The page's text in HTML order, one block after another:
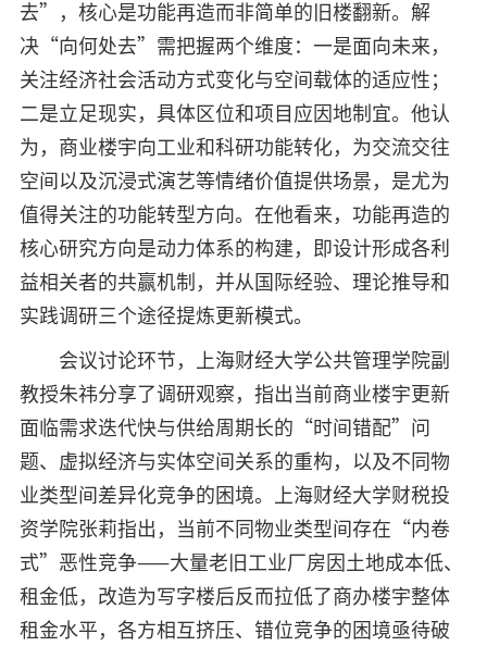
去”，核心是功能再造而非简单的旧楼翻新。解
决“向何处去”需把握两个维度：一是面向未来，
关注经济社会活动方式变化与空间载体的适应性；
二是立足现实，具体区位和项目应因地制宜。他认
为，商业楼宇向工业和科研功能转化，为交流交往
空间以及沉浸式演艺等情绪价值提供场景，是尤为
值得关注的功能转型方向。在他看来，功能再造的
核心研究方向是动力体系的构建，即设计形成各利
益相关者的共赢机制，并从国际经验、理论推导和
实践调研三个途径提炼更新模式。
会议讨论环节，上海财经大学公共管理学院副
教授朱祎分享了调研观察，指出当前商业楼宇更新
面临需求迭代快与供给周期长的“时间错配”问
题、虚拟经济与实体空间关系的重构，以及不同物
业类型间差异化竞争的困境。上海财经大学财税投
资学院张莉指出，当前不同物业类型间存在“内卷
式”恶性竞争——大量老旧工业厂房因土地成本低、
租金低，改造为写字楼后反而拉低了商办楼宇整体
租金水平，各方相互挤压、错位竞争的困境亟待破